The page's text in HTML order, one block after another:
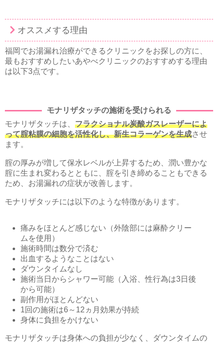
オススメする理由
福岡でお湯漏れ治療ができるクリニックをお探しの方に、
最もおすすめしたいあやべクリニックのおすすめする理由
は以下3点です。
モナリザタッチの施術を受けられる
モナリザタッチは、 フラクショナル炭酸ガスレーザーによ
って腟粘膜の細胞を活性化し、新生コラーゲンを生成させ
ます。
腟の厚みが増して保水レベルが上昇するため、潤い豊かな
腟に生まれ変わるとともに、腟を引き締めることもできる
ため、お湯漏れの症状が改善します。
モナリザタッチには以下のような特徴があります。
痛みをほとんど感じない（外陰部には麻酔クリー
ムを使用）
施術時間は数分で済む
出血するようなことはない
ダウンタイムなし
施術当日からシャワー可能（入浴、性行為は3日後
から可能）
副作用がほとんどない
1回の施術は6～12ヵ月効果が持続
身体に負担をかけない
モナリザタッチは身体への負担が少なく、ダウンタイムの